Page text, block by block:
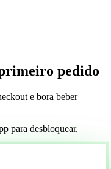
pedido
e bora beber —
para desbloquear.